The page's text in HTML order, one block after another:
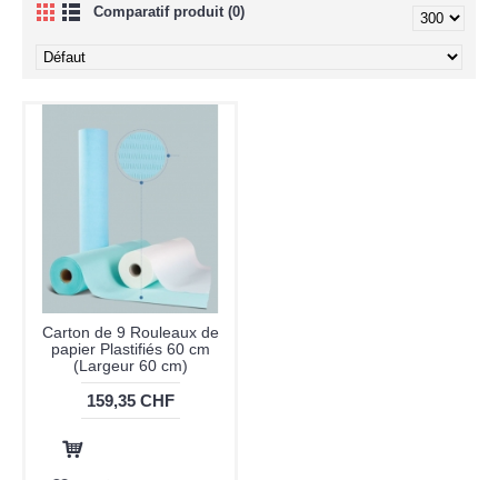
Comparatif produit (0)
Carton de 9 Rouleaux de
papier Plastifiés 60 cm
(Largeur 60 cm)
159,35 CHF